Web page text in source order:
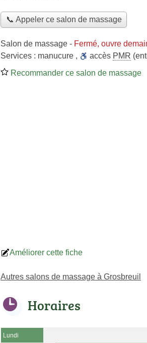
📞 Appeler ce salon de massage
Salon de massage - Fermé, ouvre
Services : manucure , accès PMR
Recommander ce salon de massage
Améliorer cette fiche
Autres salons de massage à Grosbreuil
Horaires
Lundi